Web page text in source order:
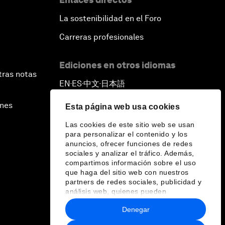
Esta página web usa cookies
Las cookies de este sitio web se usan
para personalizar el contenido y los
anuncios, ofrecer funciones de redes
sociales y analizar el tráfico. Además,
compartimos información sobre el uso
que haga del sitio web con nuestros
partners de redes sociales, publicidad y
análisis web, quienes pueden
combinarla con otra información que les
haya proporcionado o que hayan
recopilado a partir del uso que haya
Denegar
notas
La sostenibilidad en el Foro
Carreras profesionales
Ediciones en otros idiomas
EN ▪ ES▪中文▪ 日本語